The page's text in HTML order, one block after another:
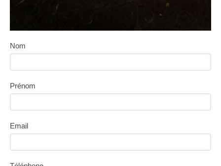
Nom
Prénom
Email